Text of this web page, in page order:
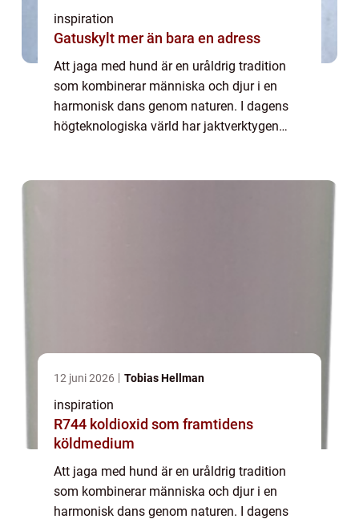
inspiration
Gatuskylt mer än bara en adress
Att jaga med hund är en uråldrig tradition
som kombinerar människa och djur i en
harmonisk dans genom naturen. I dagens
högteknologiska värld har jaktverktygen
12 juni 2026 Tobias Hellman
inspiration
R744 koldioxid som framtidens
köldmedium
Att jaga med hund är en uråldrig tradition
som kombinerar människa och djur i en
harmonisk dans genom naturen. I dagens